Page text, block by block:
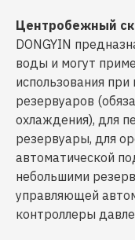
Центробежный
DONGYIN
воды и могут
использования
резервуаров
охлаждения), для
резервуары, для
автоматической
небольшими
управляющей
контроллеры